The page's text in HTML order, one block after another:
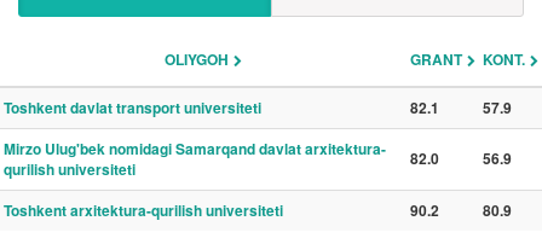
OLIYGOH GRANT KONT.
Toshkent davlat transport universiteti 82.1
57.9
Mirzo Ulug'bek nomidagi Samarqand davlat arxitektura-
qurilish universiteti
82.0 56.9
Toshkent arxitektura-qurilish universiteti 90.2 80.9